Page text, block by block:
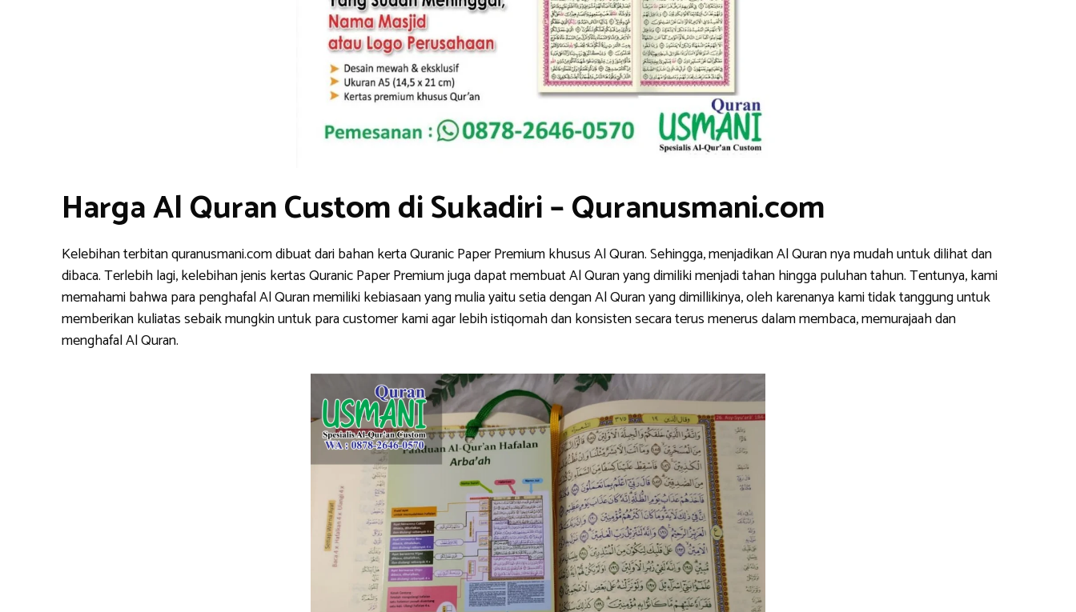
Harga Al Quran Custom di Sukadiri – Quranusmani.com
Kelebihan terbitan quranusmani.com dibuat dari bahan kerta Quranic Paper Premium khusus Al Quran. Sehingga, menjadikan Al Quran nya mudah untuk dilihat dan
dibaca. Terlebih lagi, kelebihan jenis kertas Quranic Paper Premium juga dapat membuat Al Quran yang dimiliki menjadi tahan hingga puluhan tahun. Tentunya, kami
memahami bahwa para penghafal Al Quran memiliki kebiasaan yang mulia yaitu setia dengan Al Quran yang dimillikinya, oleh karenanya kami tidak tanggung untuk
memberikan kuliatas sebaik mungkin untuk para customer kami agar lebih istiqomah dan konsisten secara terus menerus dalam membaca, memurajaah dan
menghafal Al Quran.